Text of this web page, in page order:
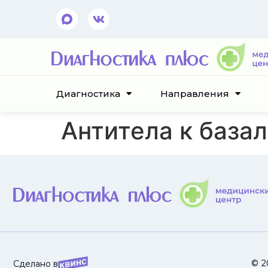
Диагностика Направления
Антитела к
Сделано в ©